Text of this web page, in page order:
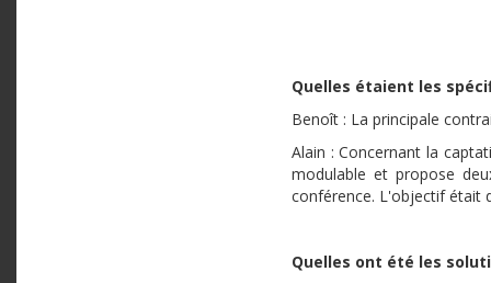
Quelles étaient les
Benoît : La principale
Alain : Concernant la
modulable et propose
conférence. L'objectif était
Quelles ont été les